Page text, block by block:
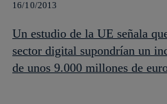
16/10/2013
Un estudio de la UE señala
sector digital supondrían un
de unos 9.000 millones de